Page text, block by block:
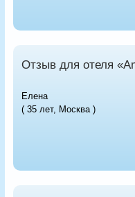
Отзыв для отеля
Елена
( 35 лет, Москва )